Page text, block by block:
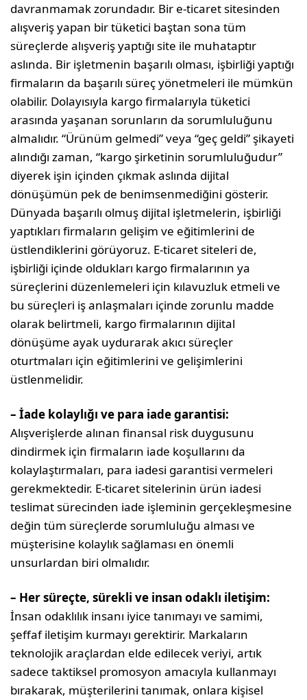
davranmamak zorundadır. Bir e-ticaret sitesinden
alışveriş yapan bir tüketici baştan sona tüm
süreçlerde alışveriş yaptığı site ile muhataptır
aslında. Bir işletmenin başarılı olması, işbirliği yaptığı
firmaların da başarılı süreç yönetmeleri ile mümkün
olabilir. Dolayısıyla kargo firmalarıyla tüketici
arasında yaşanan sorunların da sorumluluğunu
almalıdır. “Ürünüm gelmedi” veya “geç geldi” şikayeti
alındığı zaman, “kargo şirketinin sorumluluğudur”
diyerek işin içinden çıkmak aslında dijital
dönüşümün pek de benimsenmediğini gösterir.
Dünyada başarılı olmuş dijital işletmelerin, işbirliği
yaptıkları firmaların gelişim ve eğitimlerini de
üstlendiklerini görüyoruz. E-ticaret siteleri de,
işbirliği içinde oldukları kargo firmalarının ya
süreçlerini düzenlemeleri için kılavuzluk etmeli ve
bu süreçleri iş anlaşmaları içinde zorunlu madde
olarak belirtmeli, kargo firmalarının dijital
dönüşüme ayak uydurarak akıcı süreçler
oturtmaları için eğitimlerini ve gelişimlerini
üstlenmelidir.
– İade kolaylığı ve para iade garantisi:
Alışverişlerde alınan finansal risk duygusunu
dindirmek için firmaların iade koşullarını da
kolaylaştırmaları, para iadesi garantisi vermeleri
gerekmektedir. E-ticaret sitelerinin ürün iadesi
teslimat sürecinden iade işleminin gerçekleşmesine
değin tüm süreçlerde sorumluluğu alması ve
müşterisine kolaylık sağlaması en önemli
unsurlardan biri olmalıdır.
– Her süreçte, sürekli ve insan odaklı iletişim:
İnsan odaklılık insanı iyice tanımayı ve samimi,
şeffaf iletişim kurmayı gerektirir. Markaların
teknolojik araçlardan elde edilecek veriyi, artık
sadece taktiksel promosyon amacıyla kullanmayı
bırakarak, müşterilerini tanımak, onlara kişisel